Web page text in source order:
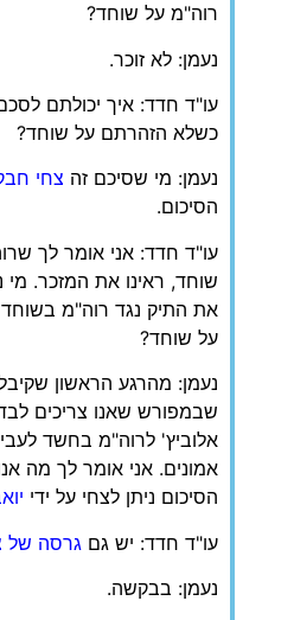
רוה"מ על שוחד?
נעמן: לא זוכר.
עו"ד חדד: איך יכולתם
כשלא הזהרתם על שוחד?
נעמן: מי שסיכם זה צחי
הסיכום.
עו"ד חדד: אני אומר לך
שוחד, ראינו את המזכר.
את התיק נגד רוה"מ
על שוחד?
נעמן: מהרגע הראשון
שבמפורש שאנו צריכים
אלוביץ' לרוה"מ בחשד
אמונים. אני אומר לך מה
הסיכום ניתן לצחי על ידי
עו"ד חדד: יש גם גרסה של
נעמן: בבקשה.